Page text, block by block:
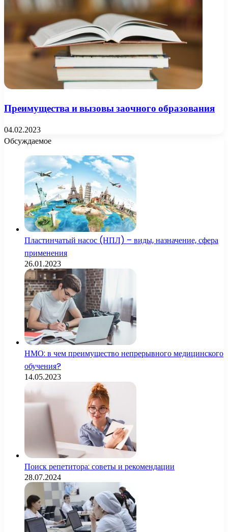
Преимущества и вызовы заочного образования
04.02.2023
Обсуждаемое
Пластинчатый насос (НПЛ) – виды, назначение, сфера
применения
26.01.2023
НМО: в чем преимущество непрерывного медицинского
обучения?
14.05.2023
Поиск репетитора: советы и рекомендации
28.07.2024